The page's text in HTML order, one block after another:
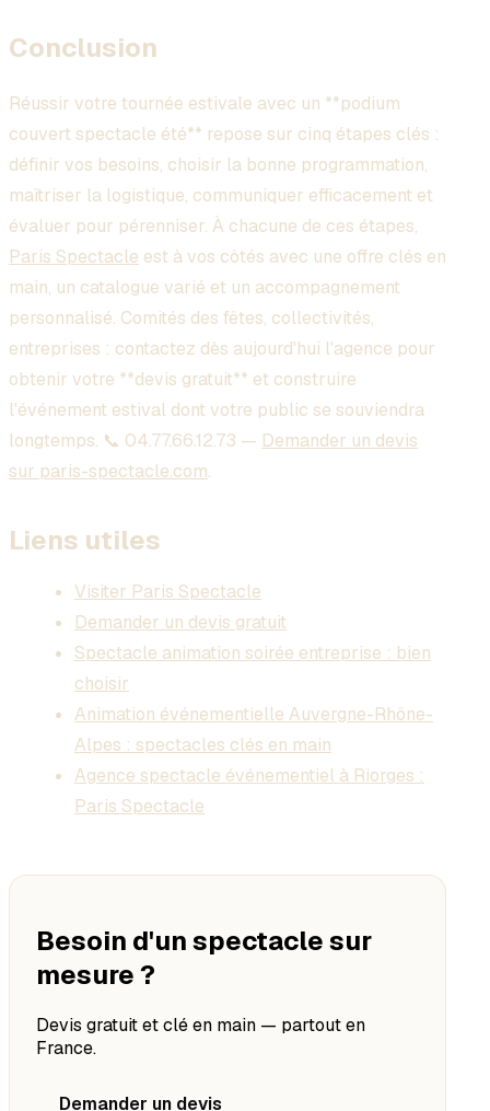
Conclusion
Réussir votre tournée estivale avec un **podium
couvert spectacle été** repose sur cinq étapes clés :
définir vos besoins, choisir la bonne programmation,
maîtriser la logistique, communiquer efficacement et
évaluer pour pérenniser. À chacune de ces étapes,
Paris Spectacle est à vos côtés avec une offre clés en
main, un catalogue varié et un accompagnement
personnalisé. Comités des fêtes, collectivités,
entreprises : contactez dès aujourd'hui l'agence pour
obtenir votre **devis gratuit** et construire
l'événement estival dont votre public se souviendra
longtemps. 📞 04.77.66.12.73 — Demander un devis
sur paris-spectacle.com.
Liens utiles
Visiter Paris Spectacle
Demander un devis gratuit
Spectacle animation soirée entreprise : bien
choisir
Animation événementielle Auvergne-Rhône-
Alpes : spectacles clés en main
Agence spectacle événementiel à Riorges :
Paris Spectacle
Besoin d'un spectacle sur
mesure ?
Devis gratuit et clé en main — partout en
France.
Demander un devis